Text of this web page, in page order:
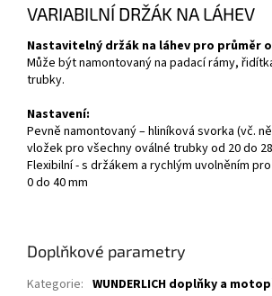
VARIABILNÍ DRŽÁK NA LÁHEV
Nastavitelný držák na láhev pro průměr
Může být namontovaný na padací rámy,
trubky.
Nastavení:
Pevně namontovaný – hliníková svorka (vč.
vložek pro všechny oválné trubky od 20 do
Flexibilní - s držákem a rychlým uvolněním
0 do 40 mm
Doplňkové parametry
Kategorie: WUNDERLICH doplňky a